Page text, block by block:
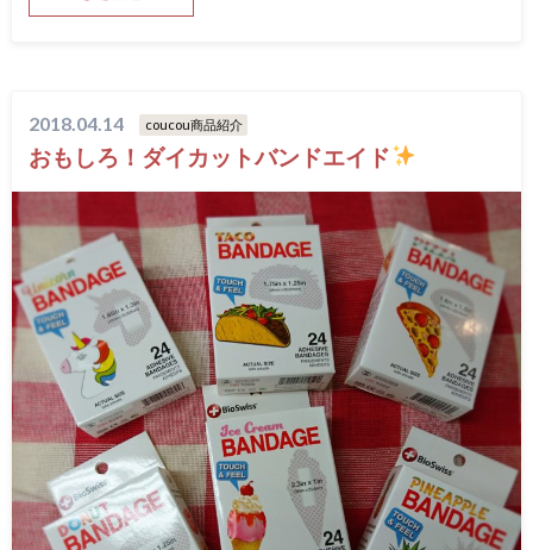
2018.04.14 coucou商品紹介
おもしろ！ダイカットバンドエイド